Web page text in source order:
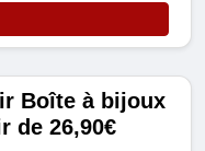
Boîte à bijoux
de 26,90€